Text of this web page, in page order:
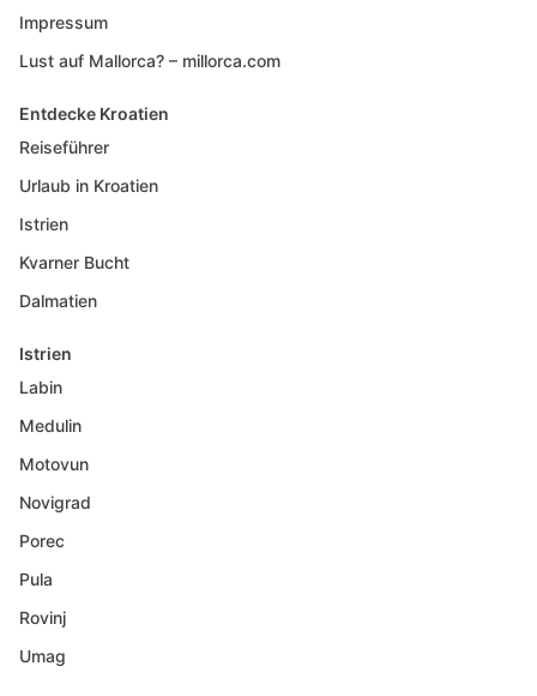
Impressum
Lust auf Mallorca? – millorca.com
Entdecke Kroatien
Reiseführer
Urlaub in Kroatien
Istrien
Kvarner Bucht
Dalmatien
Istrien
Labin
Medulin
Motovun
Novigrad
Porec
Pula
Rovinj
Umag